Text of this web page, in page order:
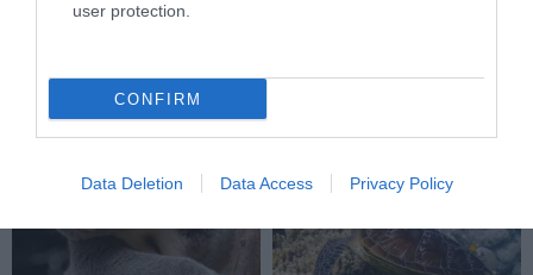
user protection.
CONFIRM
Data Deletion Data Access Privacy Policy